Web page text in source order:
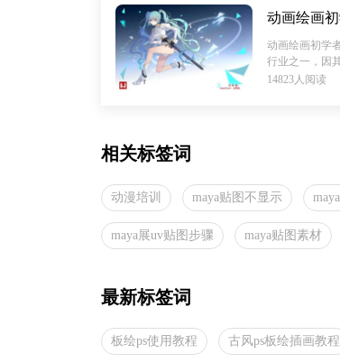
动画绘画
动画绘画初学
行业之一，因
14823人阅读
相关标签词
动漫培训 maya贴图不显示
maya展uv贴图步骤 maya贴图素材
最新标签词
板绘ps使用教程 古风ps板绘插画教程